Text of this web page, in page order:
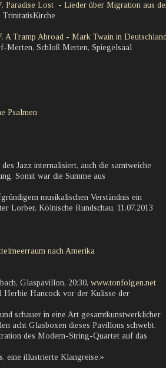
Paradise Lost - Lieder über Migration aus
TrinitatisKirche
A Tramp Abroad - Mark Twain in
Merten, Schloß Merten, Spiegelsaal
Psalmen
Jazz internalisiert, auch die samtweiche
Somit war die Summe aus
musikalischen Verständnis ein
Lorber, Kölnische Rundschau, 11.07.2013
nach Amerika
Glaspavillon, 20:30, www.tonfolgen.net
Herbie Hancock vor der Kulisse der
schauer in eine Art gesamtkunstwerklicher
acht Glasboxen dieses Pavillons schwebt,
des Modern-String-Quartet auf das
eine illustrierte Klangreise.»